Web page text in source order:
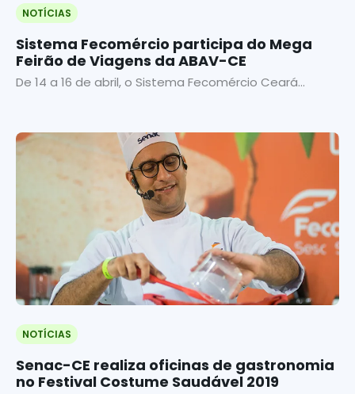
NOTÍCIAS
Sistema Fecomércio participa do Mega
Feirão de Viagens da ABAV-CE
De 14 a 16 de abril, o Sistema Fecomércio Ceará...
NOTÍCIAS
Senac-CE realiza oficinas de gastronomia
no Festival Costume Saudável 2019